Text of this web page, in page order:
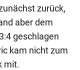
zurück,
aber dem
geschlagen
kam nicht zum
mit.